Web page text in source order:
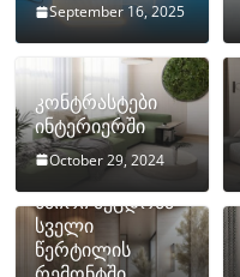
September 16, 2025
კონტრასტები
ინტერიერში
October 29, 2024
ხშირი შეცდომა
სველი
წერტილის